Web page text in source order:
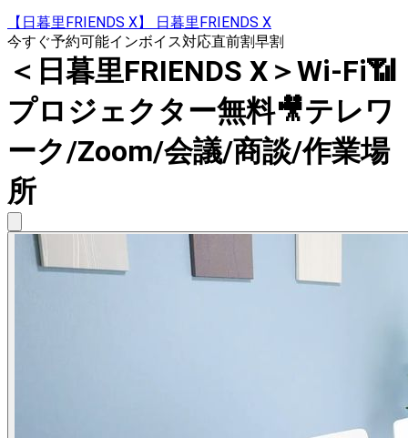
【日暮里FRIENDS X】 日暮里FRIENDS X
今すぐ予約可能インボイス対応直前割早割
＜日暮里FRIENDS X＞Wi-Fi📶
プロジェクター無料🎥テレワ
ーク/Zoom/会議/商談/作業場
所